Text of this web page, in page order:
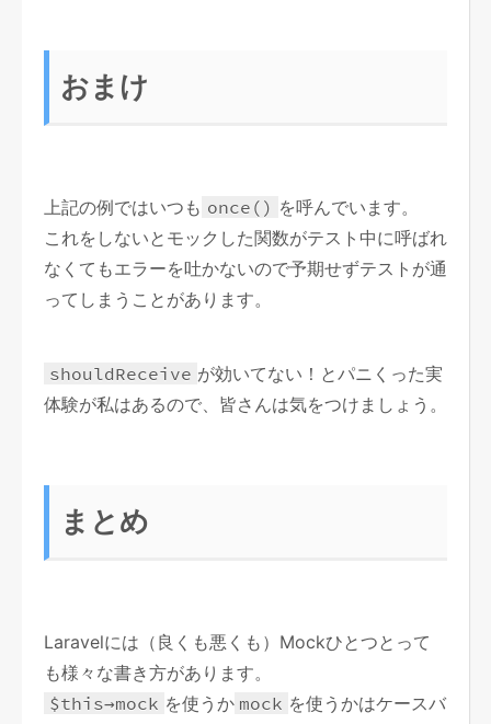
おまけ
上記の例ではいつも once() を呼んでいます。
これをしないとモックした関数がテスト中に呼ばれ
なくてもエラーを吐かないので予期せずテストが通
ってしまうことがあります。
shouldReceive が効いてない！とパニくった実
体験が私はあるので、皆さんは気をつけましょう。
まとめ
Laravelには（良くも悪くも）Mockひとつとって
も様々な書き方があります。
$this→mock を使うか mock を使うかはケースバ